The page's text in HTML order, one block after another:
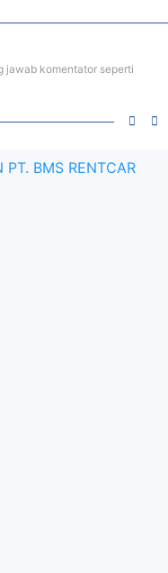
jawab komentator seperti
PT. BMS RENTCAR